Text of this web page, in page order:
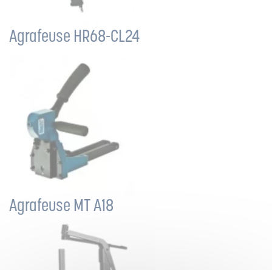
Agrafeuse HR68-CL24
Agrafeuse MT A18